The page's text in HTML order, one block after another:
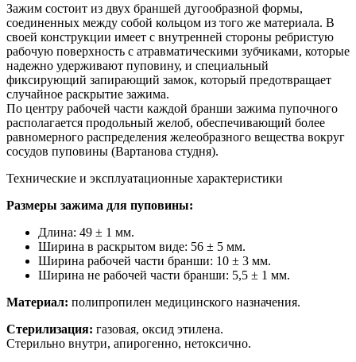
Зажим состоит из двух браншей дугообразной формы,
соединенных между собой кольцом из того же материала. В
своей конструкции имеет с внутренней стороны ребристую
рабочую поверхность с атравматическими зубчиками, которые
надежно удерживают пуповину, и специальный
фиксирующий запирающий замок, который предотвращает
случайное раскрытие зажима.
По центру рабочей части каждой бранши зажима пупочного
располагается продольный желоб, обеспечивающий более
равномерного распределения желеобразного вещества вокруг
сосудов пуповины (Вартанова студня).
Технические и эксплуатационные характеристики
Размеры зажима для пуповины:
Длина: 49 ± 1 мм.
Ширина в раскрытом виде: 56 ± 5 мм.
Ширина рабочей части бранши: 10 ± 3 мм.
Ширина не рабочей части бранши: 5,5 ± 1 мм.
Материал: полипропилен медицинского назначения.
Стерилизация: газовая, оксид этилена.
Стерильно внутри, апирогенно, нетоксично.